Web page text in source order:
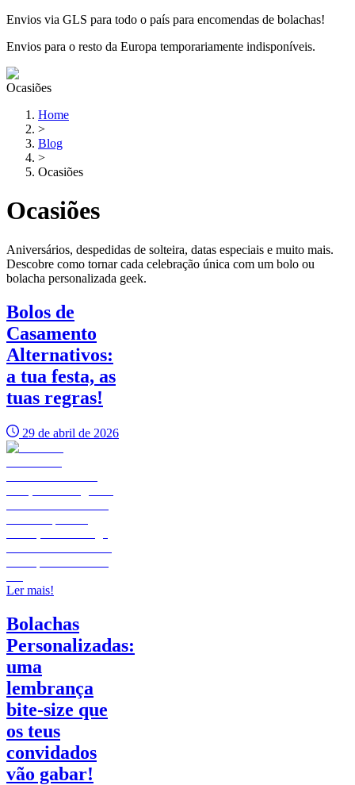
Envios via GLS para todo o país para encomendas de bolachas!
Envios para o resto da Europa temporariamente indisponíveis.
Ocasiões
Home
>
Blog
>
Ocasiões
Ocasiões
Aniversários, despedidas de solteira, datas especiais e muito mais.
Descobre como tornar cada celebração única com um bolo ou
bolacha personalizada geek.
Bolos de
Casamento
Alternativos:
a tua festa, as
tuas regras!
29 de abril de 2026
Ler mais!
Bolachas
Personalizadas:
uma
lembrança
bite-size que
os teus
convidados
vão gabar!